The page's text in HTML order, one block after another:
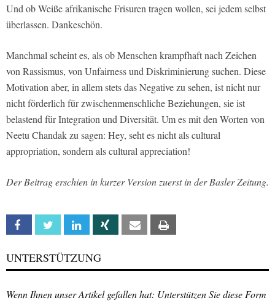
Und ob Weiße afrikanische Frisuren tragen wollen, sei jedem selbst
überlassen. Dankeschön.
Manchmal scheint es, als ob Menschen krampfhaft nach Zeichen
von Rassismus, von Unfairness und Diskriminierung suchen. Diese
Motivation aber, in allem stets das Negative zu sehen, ist nicht nur
nicht förderlich für zwischenmenschliche Beziehungen, sie ist
belastend für Integration und Diversität. Um es mit den Worten von
Neetu Chandak zu sagen: Hey, seht es nicht als cultural
appropriation, sondern als cultural appreciation!
Der Beitrag erschien in kurzer Version zuerst in der Basler Zeitung.
Facebook Twitter Linkedin Xing Email
UNTERSTÜTZUNG
Wenn Ihnen unser Artikel gefallen hat: Unterstützen Sie diese Form